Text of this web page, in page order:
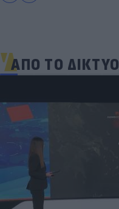
ΑΠΟ ΤΟ ΔΙΚΤΥΟ